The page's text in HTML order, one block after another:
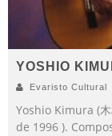
YOSHIO
Evaristo Cultural
Yoshio Kimura (
de 1996 ).